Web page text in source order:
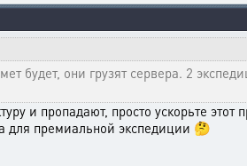
будет, они грузят сервера. 2
и пропадают, просто ускорьте
для премиальной экспедиции 🤔